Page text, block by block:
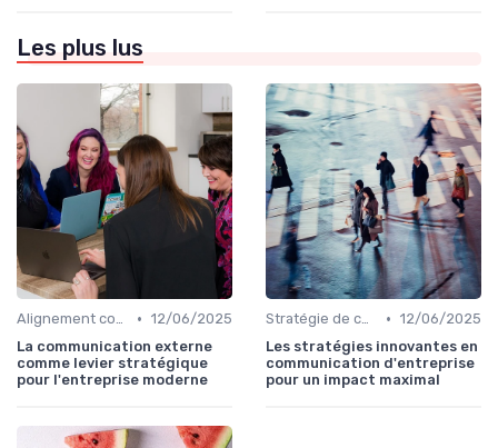
Les plus lus
Alignement communication & stratégie business • 12/06/2025
La communication externe
comme levier stratégique
pour l'entreprise moderne
Stratégie de communication d’entreprise • 12/06/2025
Les stratégies innovantes en
communication d'entreprise
pour un impact maximal